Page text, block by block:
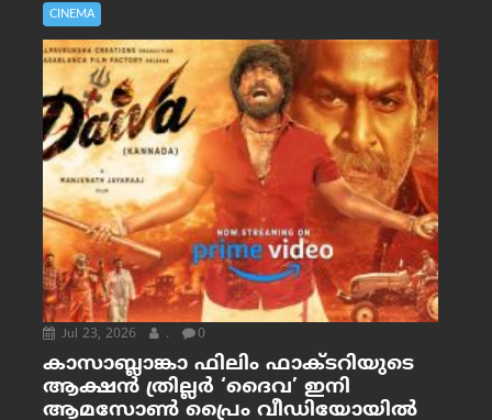
CINEMA
Jul 23, 2026 . 0
കാസാബ്ലാങ്കാ ഫിലിം ഫാക്ടറിയുടെ
ആക്ഷൻ ത്രില്ലർ ‘ദൈവ’ ഇനി
ആമസോൺ പ്രൈം വീഡിയോയിൽ